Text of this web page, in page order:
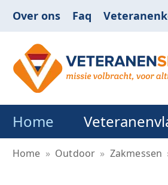
Over ons Faq
Home
Home » Outdoor » Zakmessen